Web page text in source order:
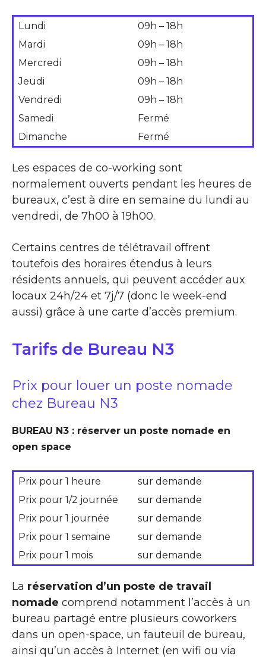
Lundi
09h – 18h
Mardi
09h – 18h
Mercredi
09h – 18h
Jeudi
09h – 18h
Vendredi
09h – 18h
Samedi
Fermé
Dimanche
Fermé
Les espaces de co-working sont
normalement ouverts pendant les heures de
bureaux, c’est à dire en semaine du lundi au
vendredi, de 7h00 à 19h00.
Certains centres de télétravail offrent
toutefois des horaires étendus à leurs
résidents annuels, qui peuvent accéder aux
locaux 24h/24 et 7j/7 (donc le week-end
aussi) grâce à une carte d’accès premium.
Tarifs de Bureau N3
Prix pour louer un poste nomade
chez Bureau N3
BUREAU N3 : réserver un poste nomade en
open space
Prix pour 1 heure
sur demande
Prix pour 1/2 journée
sur demande
Prix pour 1 journée
sur demande
Prix pour 1 semaine
sur demande
Prix pour 1 mois
sur demande
La réservation d’un poste de travail
nomade comprend notamment l’accès à un
bureau partagé entre plusieurs coworkers
dans un open-space, un fauteuil de bureau,
ainsi qu’un accès à Internet (en wifi ou via